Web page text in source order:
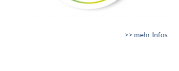
>> mehr Infos